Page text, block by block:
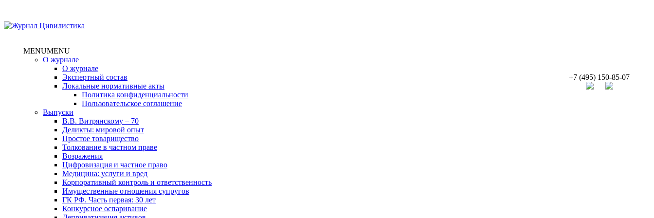
+7 (495) 150-85-07
MENUMENU
О журнале
О журнале
Экспертный состав
Локальные нормативные акты
Политика конфиденциальности
Пользовательское соглашение
Выпуски
В.В. Витрянскому – 70
Деликты: мировой опыт
Простое товарищество
Толкование в частном праве
Возражения
Цифровизация и частное право
Медицина: услуги и вред
Корпоративный контроль и ответственность
Имущественные отношения супругов
ГК РФ. Часть первая: 30 лет
Конкурсное оспаривание